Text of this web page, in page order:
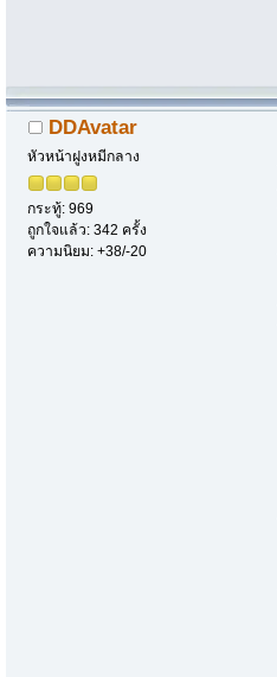
DDAvatar
หัวหน้าฝูงหมีกลาง
กระทู้: 969
ถูกใจแล้ว: 342 ครั้ง
ความนิยม: +38/-20